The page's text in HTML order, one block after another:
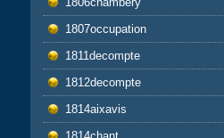
1807occupation
1811decompte
1812decompte
1814aixavis